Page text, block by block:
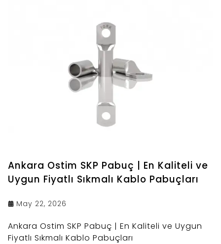
Ankara Ostim SKP Pabuç | En Kaliteli ve
Uygun Fiyatlı Sıkmalı Kablo Pabuçları
May 22, 2026
Ankara Ostim SKP Pabuç | En Kaliteli ve Uygun
Fiyatlı Sıkmalı Kablo Pabuçları